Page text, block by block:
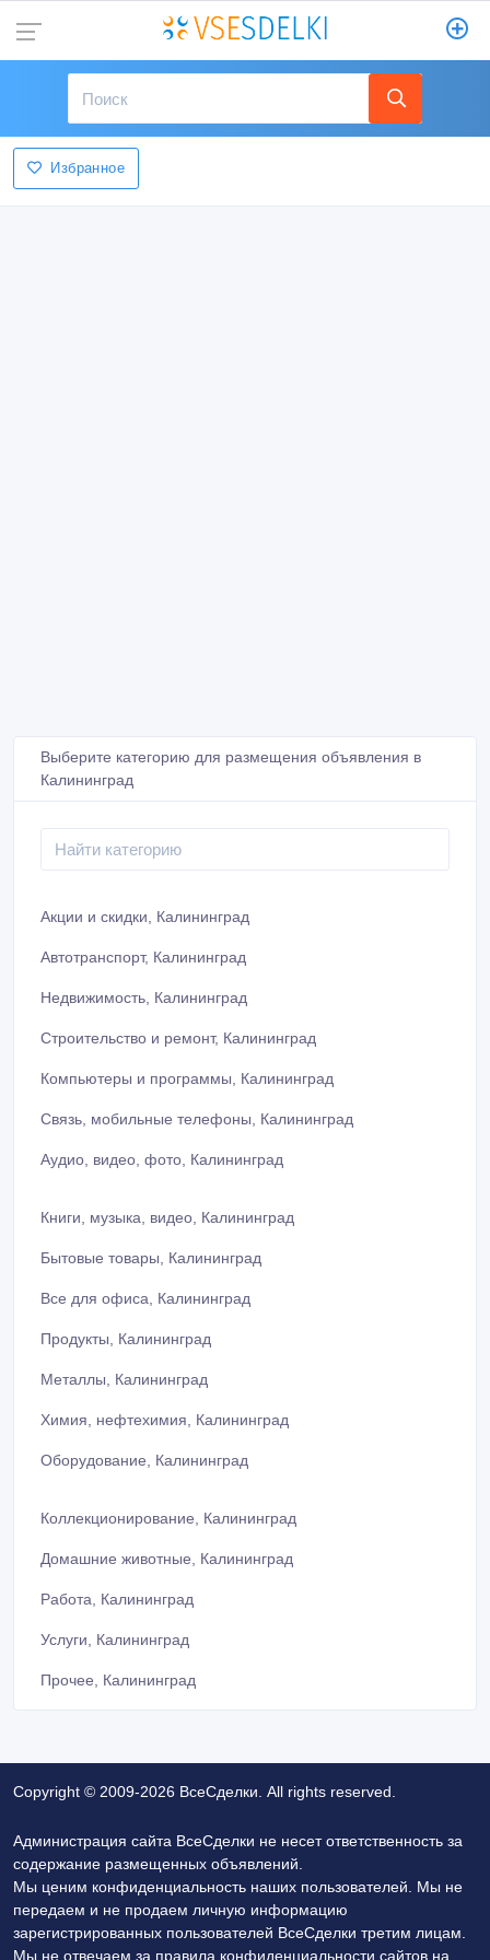
Избранное
Выберите категорию для размещения объявления в
Калининград
Акции и скидки, Калининград
Автотранспорт, Калининград
Недвижимость, Калининград
Строительство и ремонт, Калининград
Компьютеры и программы, Калининград
Связь, мобильные телефоны, Калининград
Аудио, видео, фото, Калининград
Книги, музыка, видео, Калининград
Бытовые товары, Калининград
Все для офиса, Калининград
Продукты, Калининград
Металлы, Калининград
Химия, нефтехимия, Калининград
Оборудование, Калининград
Коллекционирование, Калининград
Домашние животные, Калининград
Работа, Калининград
Услуги, Калининград
Прочее, Калининград
Copyright © 2009-2026 ВсеСделки. All rights reserved.
Администрация сайта ВсеСделки не несет ответственность за
содержание размещенных объявлений.
Мы ценим конфиденциальность наших пользователей. Мы не
передаем и не продаем личную информацию
зарегистрированных пользователей ВсеСделки третим лицам.
Мы не отвечаем за правила конфиденциальности сайтов на